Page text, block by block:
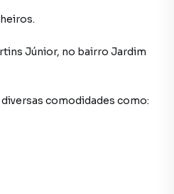
Júnior, no bairro Jardim
diversas comodidades como: